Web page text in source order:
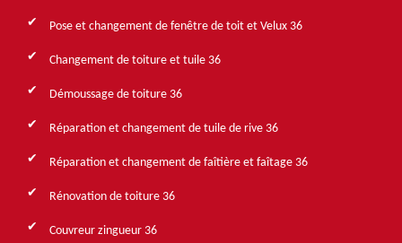
Pose et changement de fenêtre de toit et Velux 36
Changement de toiture et tuile 36
Démoussage de toiture 36
Réparation et changement de tuile de rive 36
Réparation et changement de faîtière et faîtage 36
Rénovation de toiture 36
Couvreur zingueur 36